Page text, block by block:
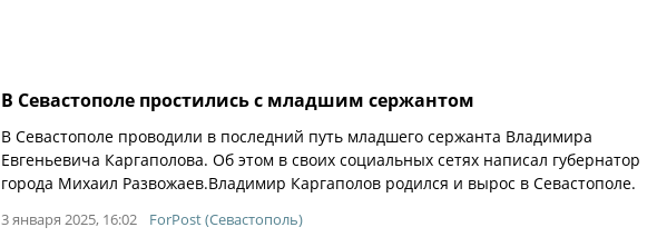
В Севастополе простились с младшим сержантом
В Севастополе проводили в последний путь младшего сержанта Владимира
Евгеньевича Каргаполова. Об этом в своих социальных сетях написал губернатор
города Михаил Развожаев.Владимир Каргаполов родился и вырос в Севастополе.
3 января 2025, 16:02 ForPost (Севастополь)